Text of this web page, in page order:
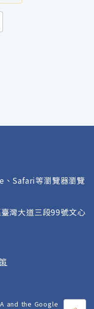
打開
Safari等瀏覽器瀏覽
灣大道三段99號文心
and the Google